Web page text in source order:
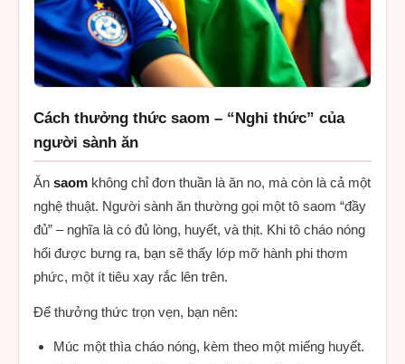
Cách thưởng thức saom – “Nghi thức” của
người sành ăn
Ăn saom không chỉ đơn thuần là ăn no, mà còn là cả một
nghệ thuật. Người sành ăn thường gọi một tô saom “đầy
đủ” – nghĩa là có đủ lòng, huyết, và thịt. Khi tô cháo nóng
hổi được bưng ra, bạn sẽ thấy lớp mỡ hành phi thơm
phức, một ít tiêu xay rắc lên trên.
Để thưởng thức trọn vẹn, bạn nên:
Múc một thìa cháo nóng, kèm theo một miếng huyết.